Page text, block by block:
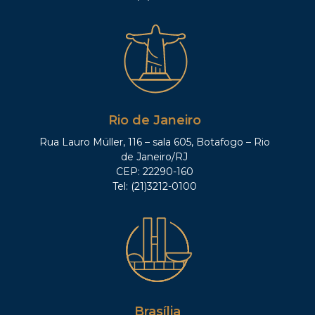
Rio de Janeiro
Rua Lauro Müller, 116 – sala 605, Botafogo – Rio
de Janeiro/RJ
CEP: 22290-160
Tel: (21)3212-0100
Brasília